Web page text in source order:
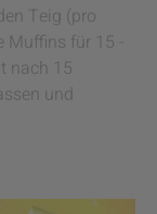
Teig (pro
für 15 -
nach 15
und